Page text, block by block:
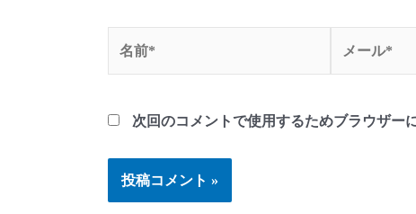
次回のコメントで使用するためブラウザー